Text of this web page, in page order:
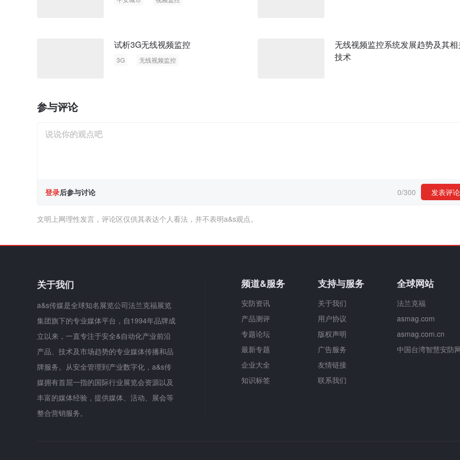
试析3G无线视频监控
3G 无线视频监控
无线视频监控系统发展趋势及其相
技术
参与评论
登录后参与讨论 0/300 发表评论
文明上网理性发言，评论区仅供其表达个人看法，并不表明a&s观点。
关于我们
a&s传媒是全球知名展览公司法兰克福展览
集团旗下的专业媒体平台，自1994年品牌成
立以来，一直专注于安全&自动化产业前沿
产品、技术及市场趋势的专业媒体传播和品
牌服务。从安全管理到产业数字化，a&s传
媒拥有首屈一指的国际行业展览会资源以及
丰富的媒体经验，提供媒体、活动、展会等
整合营销服务。
频道&服务
安防资讯
产品测评
专题论坛
最新专题
企业大全
知识标签
支持与服务
关于我们
用户协议
版权声明
广告服务
友情链接
联系我们
全球网站
法兰克福
asmag.com
asmag.com.cn
中国台湾智慧安防